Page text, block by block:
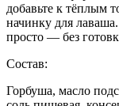
добавьте к тёплым
начинку для
просто — без
Состав:
Горбуша, масло